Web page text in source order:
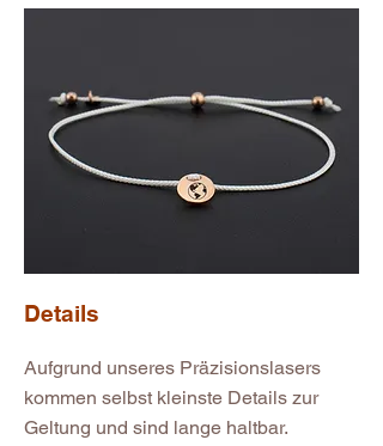
Details
Aufgrund unseres Präzisionslasers
kommen selbst kleinste Details zur
Geltung und sind lange haltbar.